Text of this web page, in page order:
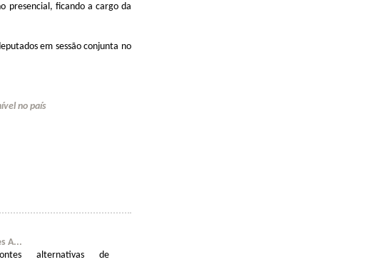
presencial, ficando a cargo da
em sessão conjunta no
no país
A...
alternativas de